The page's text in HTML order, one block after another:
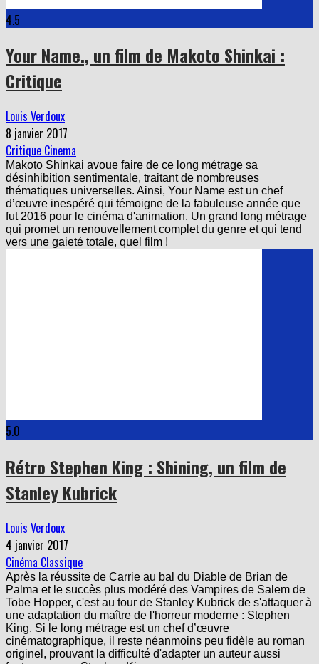
4.5
Your Name., un film de Makoto Shinkai :
Critique
8 janvier 2017
Critique Cinema
Makoto Shinkai avoue faire de ce long métrage sa
désinhibition sentimentale, traitant de nombreuses
thématiques universelles. Ainsi, Your Name est un chef
d’œuvre inespéré qui témoigne de la fabuleuse année que
fut 2016 pour le cinéma d'animation. Un grand long métrage
qui promet un renouvellement complet du genre et qui tend
vers une gaieté totale, quel film !
5.0
Rétro Stephen King : Shining, un film de
Stanley Kubrick
4 janvier 2017
Cinéma Classique
Après la réussite de Carrie au bal du Diable de Brian de
Palma et le succès plus modéré des Vampires de Salem de
Tobe Hopper, c'est au tour de Stanley Kubrick de s'attaquer à
une adaptation du maître de l'horreur moderne : Stephen
King. Si le long métrage est un chef d’œuvre
cinématographique, il reste néanmoins peu fidèle au roman
originel, prouvant la difficulté d'adapter un auteur aussi
fantasque que Stephen King.